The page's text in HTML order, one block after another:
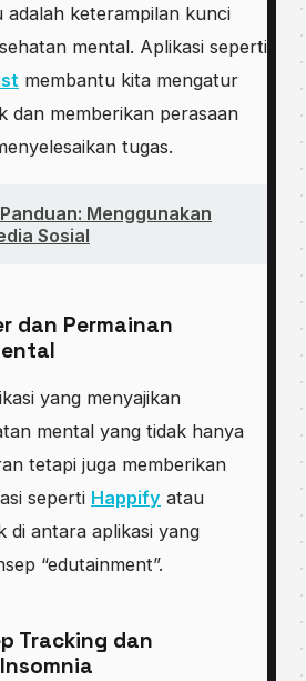
adalah keterampilan kunci
mental. Aplikasi seperti
membantu kita mengatur
dan memberikan perasaan
tugas.
Panduan: Menggunakan
Sosial
dan Permainan
yang menyajikan
mental yang tidak hanya
tetapi juga memberikan
seperti Happify atau
di antara aplikasi yang
“edutainment”.
Tracking dan